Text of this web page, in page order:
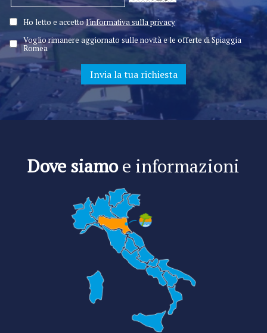
Ho letto e accettol'informativa sulla privacy
Voglio rimanere aggiornato sulle novità e le offerte di Spiaggia
Romea
Dove siamoe informazioni